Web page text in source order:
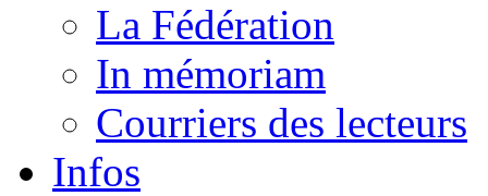
La Fédération
In mémoriam
Courriers des lecteurs
Infos